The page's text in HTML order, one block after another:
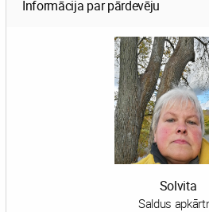
Informācija par pārdevēju
Solvita
Saldus